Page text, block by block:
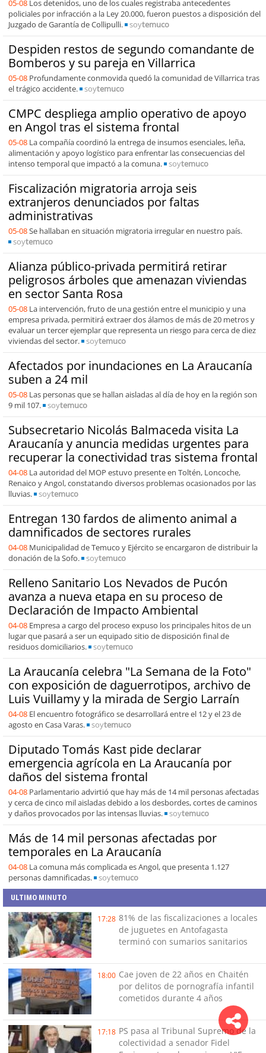
05-08 Los detenidos, uno de los cuales registraba antecedentes
policiales por infracción a la Ley 20.000, fueron puestos a disposición del
Juzgado de Garantía de Collipulli.
soytemuco
Despiden restos de segundo comandante de
Bomberos y su pareja en Villarrica
05-08 Profundamente conmovida quedó la comunidad de Villarrica tras
el trágico accidente.
soytemuco
CMPC despliega amplio operativo de apoyo
en Angol tras el sistema frontal
05-08 La compañía coordinó la entrega de insumos esenciales, leña,
alimentación y apoyo logístico para enfrentar las consecuencias del
intenso temporal que impactó a la comuna.
soytemuco
Fiscalización migratoria arroja seis
extranjeros denunciados por faltas
administrativas
05-08Se hallaban en situación migratoria irregular en nuestro país.
soytemuco
Alianza público-privada permitirá retirar
peligrosos árboles que amenazan viviendas
en sector Santa Rosa
05-08 La intervención, fruto de una gestión entre el municipio y una
empresa privada, permitirá extraer dos álamos de más de 20 metros y
evaluar un tercer ejemplar que representa un riesgo para cerca de diez
viviendas del sector.
soytemuco
Afectados por inundaciones en La Araucanía
suben a 24 mil
05-08 Las personas que se hallan aisladas al día de hoy en la región son
9 mil 107.
soytemuco
Subsecretario Nicolás Balmaceda visita La
Araucanía y anuncia medidas urgentes para
recuperar la conectividad tras sistema frontal
04-08 La autoridad del MOP estuvo presente en Toltén, Loncoche,
Renaico y Angol, constatando diversos problemas ocasionados por las
lluvias.
soytemuco
Entregan 130 fardos de alimento animal a
damnificados de sectores rurales
04-08 Municipalidad de Temuco y Ejército se encargaron de distribuir la
donación de la Sofo.
soytemuco
Relleno Sanitario Los Nevados de Pucón
avanza a nueva etapa en su proceso de
Declaración de Impacto Ambiental
04-08 Empresa a cargo del proceso expuso los principales hitos de un
lugar que pasará a ser un equipado sitio de disposición final de
residuos domiciliarios.
soytemuco
La Araucanía celebra "La Semana de la Foto"
con exposición de daguerrotipos, archivo de
Luis Vuillamy y la mirada de Sergio Larraín
04-08 El encuentro fotográfico se desarrollará entre el 12 y el 23 de
agosto en Casa Varas.
soytemuco
Diputado Tomás Kast pide declarar
emergencia agrícola en La Araucanía por
daños del sistema frontal
04-08 Parlamentario advirtió que hay más de 14 mil personas afectadas
y cerca de cinco mil aisladas debido a los desbordes, cortes de caminos
y daños provocados por las intensas lluvias.
soytemuco
Más de 14 mil personas afectadas por
temporales en La Araucanía
04-08 La comuna más complicada es Angol, que presenta 1.127
personas damnificadas.
soytemuco
ULTIMO MINUTO
17:28 81% de las fiscalizaciones a locales
de juguetes en Antofagasta
terminó con sumarios sanitarios
18:00 Cae joven de 22 años en Chaitén
por delitos de pornografía infantil
cometidos durante 4 años
17:18 PS pasa al Tribunal Supremo de la
colectividad a senador Fidel